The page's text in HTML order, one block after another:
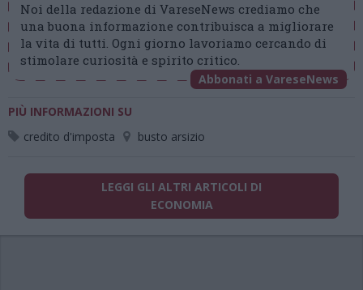
Noi della redazione di VareseNews crediamo che
una buona informazione contribuisca a migliorare
la vita di tutti. Ogni giorno lavoriamo cercando di
stimolare curiosità e spirito critico.
Abbonati a VareseNews
PIÙ INFORMAZIONI SU
credito d'imposta
busto arsizio
LEGGI GLI ALTRI ARTICOLI DI
ECONOMIA